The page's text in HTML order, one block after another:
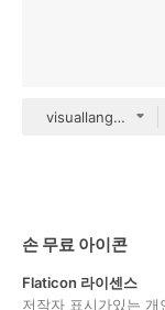
visuallanguage
손 무료 아이콘
Flaticon 라이센스
저작자 표시가있는